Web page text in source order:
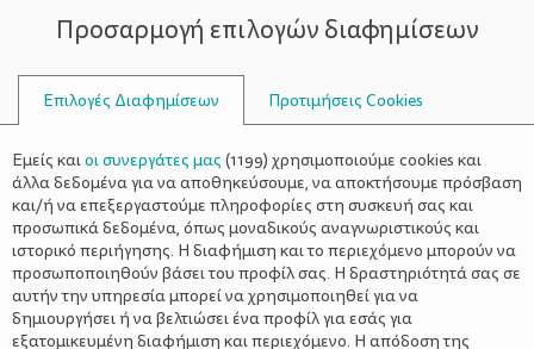
ΣΥΜΒΟΥΛΟΙ
ΟΙΚΟΓΈΝΕΙΑ>ΟΙΚΟΓΕΝΕΙΑΚΈΣ ΔΡΑΣΤΗΡΙΌΤΗΤΕΣ
Εγγραφές στα Νέα Θεατρικά
Τμήματα από το Εργαστήρι Χωρίς
Σύνορα
Προσαρμογή επιλογών διαφημίσεων
Επιλογές Διαφημίσεων Προτιμήσεις Cookies
Εμείς καιοι συνεργάτες μας (1199) χρησιμοποιούμε cookies και
άλλα δεδομένα για να αποθηκεύσουμε, να αποκτήσουμε πρόσβαση
και/ή να επεξεργαστούμε πληροφορίες στη συσκευή σας και
προσωπικά δεδομένα, όπως μοναδικούς αναγνωριστικούς και
ιστορικό περιήγησης. Η διαφήμιση και το περιεχόμενο μπορούν να
προσωποποιηθούν βάσει του προφίλ σας. Η δραστηριότητά σας σε
αυτήν την υπηρεσία μπορεί να χρησιμοποιηθεί για να
δημιουργήσει ή να βελτιώσει ένα προφίλ για εσάς για
εξατομικευμένη διαφήμιση και περιεχόμενο. Η απόδοση της